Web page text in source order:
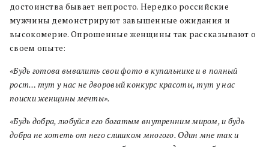
достоинства бывает непросто. Нередко российские
мужчины демонстрируют завышенные ожидания и
высокомерие. Опрошенные женщины так рассказывают о
своем опыте:
«Будь готова вывалить свои фото в купальнике и в полный
рост… тут у нас не дворовый конкурс красоты, тут у нас
поиски женщины мечты».
«Будь добра, любуйся его богатым внутренним миром, и будь
добра не хотеть от него слишком многого. Один мне так и